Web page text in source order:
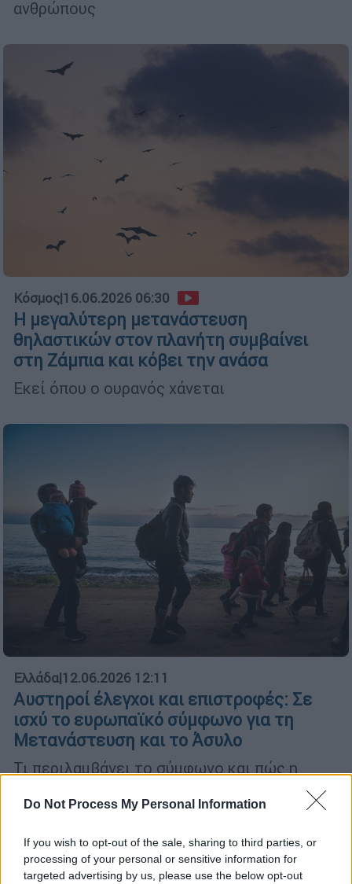
Do Not Process My Personal Information
If you wish to opt-out of the sale, sharing to third parties, or
processing of your personal or sensitive information for
targeted advertising by us, please use the below opt-out
ανθρώπους
Κόσμος|16.06.2026 06:30
Η μεγαλύτερη μετανάστευση
θηλαστικών στον πλανήτη συμβαίνει
στη Ζάμπια και κόβει την ανάσα
Εκεί όπου ο ουρανός χάνεται
Ελλάδα|12.06.2026 12:11
Αυστηροί έλεγχοι και επιστροφές: Σε
ισχύ το ευρωπαϊκό σύμφωνο για τη
Μετανάστευση και το Άσυλο
Τι περιλαμβάνει το σύμφωνο και πώς η